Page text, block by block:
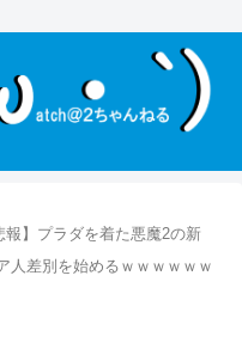
報】プラダを着た悪魔2の新
人差別を始めるｗｗｗｗｗｗ